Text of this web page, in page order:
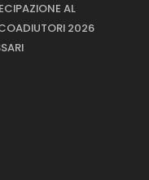
AL
2026